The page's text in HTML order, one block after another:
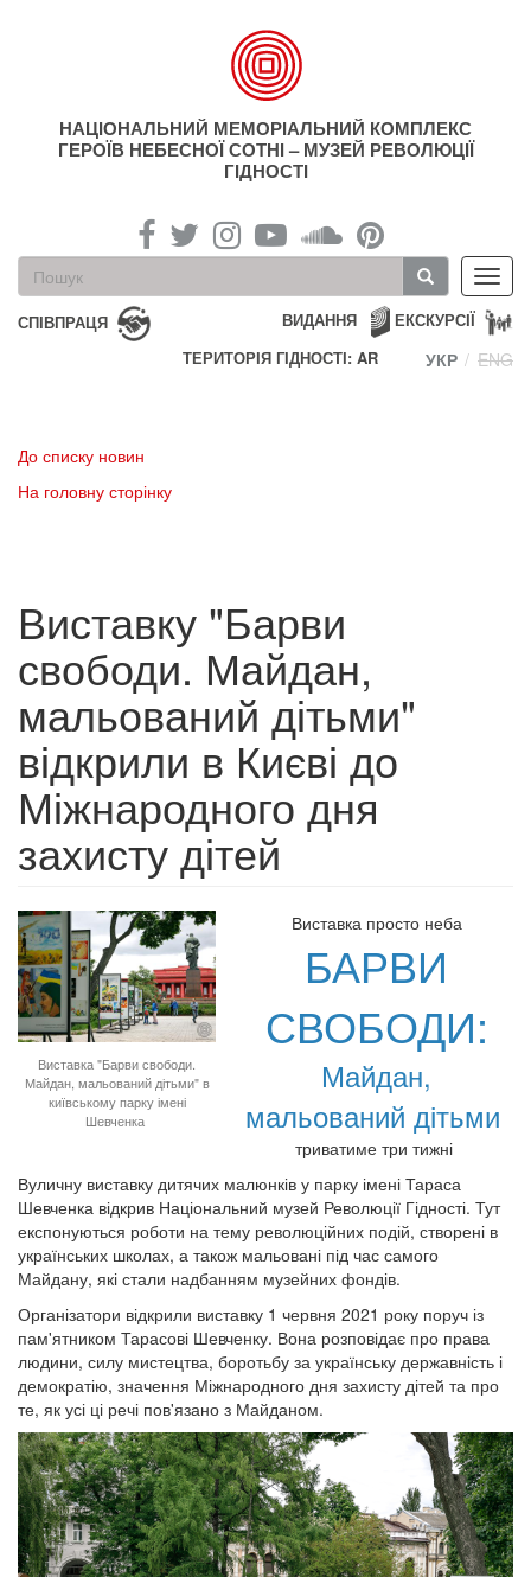
НАЦІОНАЛЬНИЙ МЕМОРІАЛЬНИЙ КОМПЛЕКС
ГЕРОЇВ НЕБЕСНОЇ СОТНІ – МУЗЕЙ РЕВОЛЮЦІЇ
ГІДНОСТІ
Пошукова
форма
Пошук
СПІВПРАЦЯ ЕКСКУРСІЇ
ВИДАННЯ
ТЕРИТОРІЯ ГІДНОСТІ: AR
УКР ENG
До списку новин
На головну сторінку
Виставку "Барви
свободи. Майдан,
мальований дітьми"
відкрили в Києві до
Міжнародного дня
захисту дітей
Виставка "Барви свободи.
Майдан, мальований дітьми" в
київському парку імені
Шевченка
Виставка просто неба
БАРВИ
СВОБОДИ:
Майдан,
мальований дітьми
триватиме три тижні
Вуличну виставку дитячих малюнків у парку імені Тараса
Шевченка відкрив Національний музей Революції Гідності. Тут
експонуються роботи на тему революційних подій, створені в
українських школах, а також мальовані під час самого
Майдану, які стали надбанням музейних фондів.
Організатори відкрили виставку 1 червня 2021 року поруч із
пам'ятником Тарасові Шевченку. Вона розповідає про права
людини, силу мистецтва, боротьбу за українську державність і
демократію, значення Міжнародного дня захисту дітей та про
те, як усі ці речі пов'язано з Майданом.